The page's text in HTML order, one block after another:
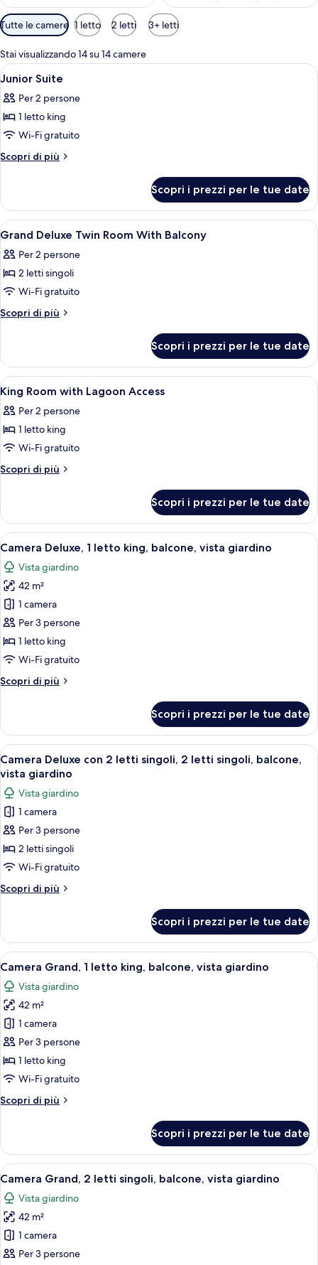
Filtri
disponibili
per
le
camere
Tutte le camere 1 letto 2 letti 3+ letti
Stai visualizzando 14 su 14 camere
Apri
tutte
le
foto
per
Junior
Biancheria da letto di alta qualità,
6
Junior Suite
Per 2 persone
1 letto king
Wi-Fi gratuito
Scopri di più
Altri
Suite
Scopri i prezzi per le tue date
Apri
tutte
le
foto
per
Grand
Room
With
Balcony
Biancheria da letto di alta qualità,
4
Grand Deluxe Twin Room With Balcony
Per 2 persone
2 letti singoli
Wi-Fi gratuito
Scopri di più
Altri
Deluxe
Twin
Room
With
Balcony
Scopri i prezzi per le tue date
Apri
tutte
le
foto
per
King
Lagoon
Access
Biancheria da letto di alta qualità,
4
King Room with Lagoon Access
Per 2 persone
1 letto king
Wi-Fi gratuito
Scopri di più
Altri
Room
with
Lagoon
Access
Scopri i prezzi per le tue date
Apri
tutte
le
foto
per
Camera
Deluxe,
1
king,
giardino
3
Camera Deluxe, 1 letto king, balcone, vista giardino
Vista giardino
42 m²
1 camera
Per 3 persone
1 letto king
Wi-Fi gratuito
Scopri di più
Altri
Deluxe,
letto
king,
balcone,
vista
giardino
Scopri i prezzi per le tue date
Apri
tutte
le
foto
per
Camera
Deluxe
con
2
letti
2
letti
singoli,
balcone,
vista
giardino
Camera Deluxe con 2 letti singoli, 2
4
Camera Deluxe con 2 letti singoli, 2 letti singoli, balcone,
vista giardino
Vista giardino
1 camera
Per 3 persone
2 letti singoli
Wi-Fi gratuito
Scopri di più
Altri
Deluxe
con
2
letti
singoli,
2
letti
singoli,
balcone,
vista
giardino
Scopri i prezzi per le tue date
Apri
tutte
le
foto
per
Camera
Grand,
1
king,
giardino
3
Camera Grand, 1 letto king, balcone, vista giardino
Vista giardino
42 m²
1 camera
Per 3 persone
1 letto king
Wi-Fi gratuito
Scopri di più
Altri
Grand,
letto
king,
balcone,
vista
giardino
Scopri i prezzi per le tue date
Apri
tutte
le
foto
per
Camera
3
Camera Grand, 2 letti singoli, balcone, vista giardino
Vista giardino
42 m²
1 camera
Per 3 persone